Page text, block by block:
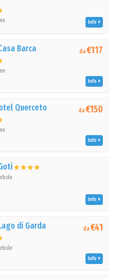
Info
Barca da€117
Info
Querceto da€150
Info
Info
di Garda da€41
Info